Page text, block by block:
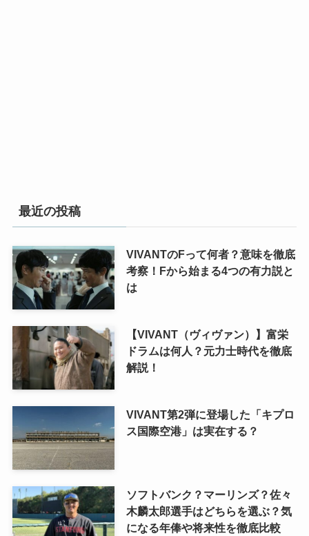
最近の投稿
VIVANTのFって何者？意味を徹底
考察！Fから始まる4つの有力説と
は
【VIVANT（ヴィヴァン）】富栄
ドラムは何人？元力士時代を徹底
解説！
VIVANT第2弾に登場した「キプロ
ス国際空港」は実在する？
ソフトバンク？マーリンズ？佐々
木麟太郎選手はどちらを選ぶ？気
になる年俸や将来性を徹底比較